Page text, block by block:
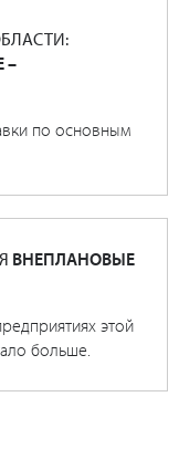
–
по основным
ВНЕПЛАНОВЫЕ
этой
больше.